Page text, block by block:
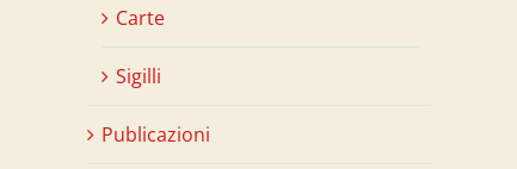
Carte
Sigilli
Publicazioni